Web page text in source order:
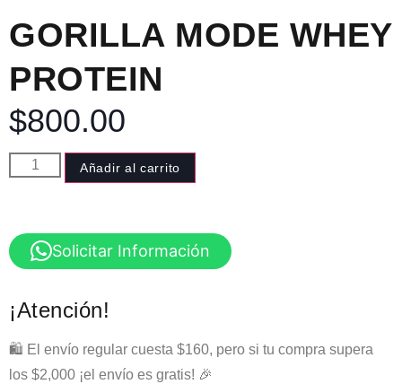
GORILLA MODE WHEY
PROTEIN
$800.00
Añadir al carrito
Solicitar Información
¡Atención!
🛍️ El envío regular cuesta $160, pero si tu compra supera
los $2,000 ¡el envío es gratis! 🎉